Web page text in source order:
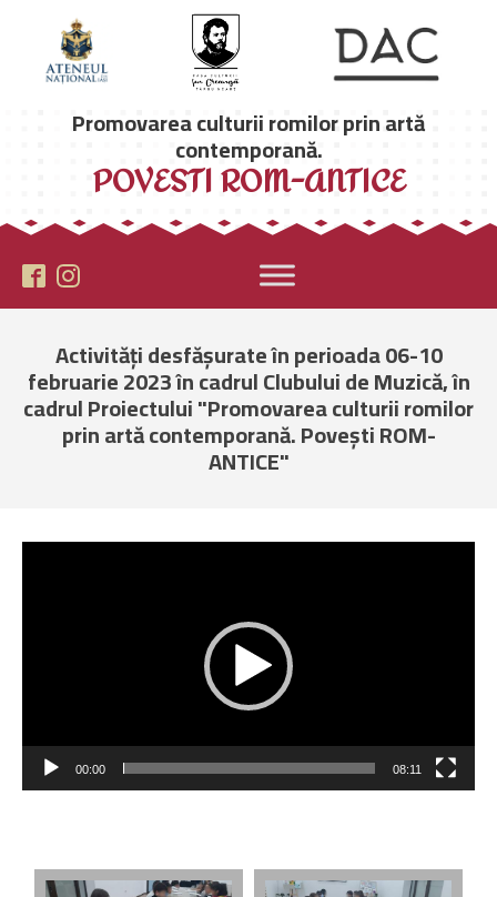
Promovarea culturii romilor prin artă
contemporană.
POVESTI ROM-ANTICE
Activități desfășurate în perioada 06-10
februarie 2023 în cadrul Clubului de Muzică, în
cadrul Proiectului "Promovarea culturii romilor
prin artă contemporană. Povești ROM-
ANTICE"
00:00 08:11